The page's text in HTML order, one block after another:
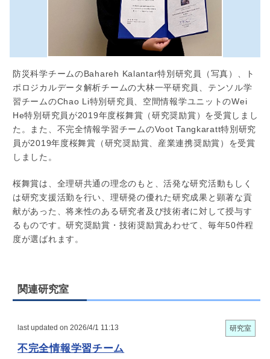
防災科学チームのBahareh Kalantar特別研究員（写真）、ト
ポロジカルデータ解析チームの大林一平研究員、テンソル学
習チームのChao Li特別研究員、空間情報学ユニットのWei
He特別研究員が2019年度桜舞賞（研究奨励賞）を受賞しまし
た。また、不完全情報学習チームのVoot Tangkaratt特別研究
員が2019年度桜舞賞（研究奨励賞、産業連携奨励賞）を受賞
しました。
桜舞賞は、全理研共通の理念のもと、活発な研究活動もしく
は研究支援活勤を行い、理研発の優れた研究成果と顕著な貢
献があった、将来性のある研究者及び技術者に対して授与す
るものです。研究奨励賞・技術奨励賞あわせて、毎年50件程
度が選ばれます。
関連研究室
last updated on 2026/4/1 11:13 研究室
不完全情報学習チーム